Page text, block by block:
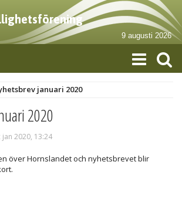
9 augusti 2026
januari 2020
2020
2020, 13:24
över Hornslandet och nyhetsbrevet blir